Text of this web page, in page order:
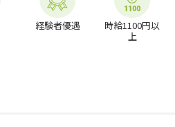
経験者優遇
時給1100円以
上